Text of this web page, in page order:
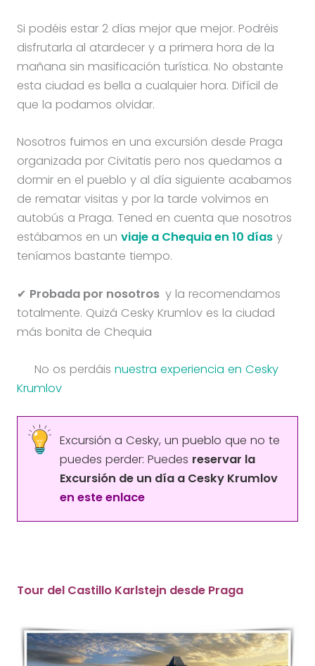
Si podéis estar 2 días mejor que mejor. Podréis
disfrutarla al atardecer y a primera hora de la
mañana sin masificación turística. No obstante
esta ciudad es bella a cualquier hora. Difícil de
que la podamos olvidar.
Nosotros fuimos en una excursión desde Praga
organizada por Civitatis pero nos quedamos a
dormir en el pueblo y al día siguiente acabamos
de rematar visitas y por la tarde volvimos en
autobús a Praga. Tened en cuenta que nosotros
estábamos en un viaje a Chequia en 10 díasy
teníamos bastante tiempo.
✔ Probada por nosotros y la recomendamos
totalmente. Quizá Cesky Krumlov es la ciudad
más bonita de Chequia
No os perdáisnuestra experiencia en Cesky
Krumlov
Excursión a Cesky, un pueblo que no te
puedes perder: Puedes reservar la
Excursión de un día a Cesky Krumlov
en este enlace
Tour del Castillo Karlstejn desde Praga